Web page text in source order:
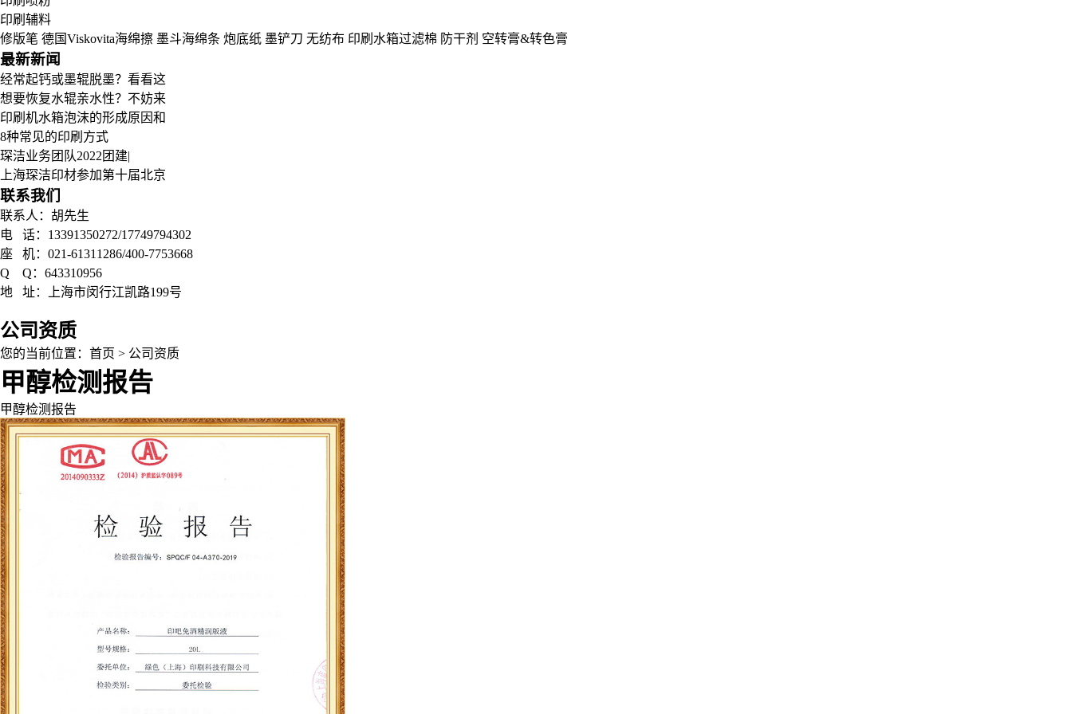
印刷辅料
修版笔 德国Viskovita海绵擦 墨斗海绵条 炮底纸 墨铲刀 无纺布 印刷水箱过滤棉 防干剂 空转膏&转色膏
最新新闻
经常起钙或墨辊脱墨？看看这
想要恢复水辊亲水性？不妨来
印刷机水箱泡沫的形成原因和
8种常见的印刷方式
琛洁业务团队2022团建|
上海琛洁印材参加第十届北京
联系我们
联系人：胡先生
电 话：13391350272/17749794302
座 机：021-61311286/400-7753668
Q Q：643310956
地 址：上海市闵行江凯路199号
公司资质
您的当前位置： 首页 > 公司资质
甲醇检测报告
甲醇检测报告